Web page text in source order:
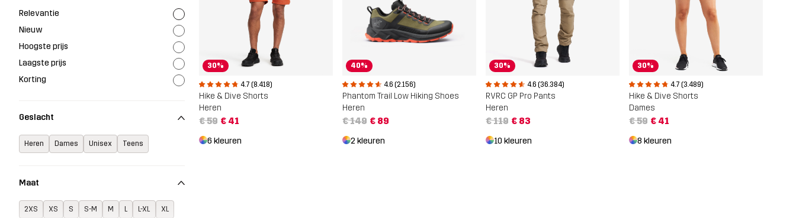
Relevantie
Nieuw
Hoogste prijs
Laagste prijs
Korting
Geslacht
Heren Dames Unisex Teens
Maat
2XS XS S S-M M L L-XL XL
30%
4.7 (8.418)
Hike & Dive Shorts
Heren
€ 59 € 41
6 kleuren
40%
4.6 (2.156)
Phantom Trail Low Hiking Shoes
Heren
€ 149 € 89
2 kleuren
30%
4.6 (36.384)
RVRC GP Pro Pants
Heren
€ 119 € 83
10 kleuren
30%
4.7 (3.489)
Hike & Dive Shorts
Dames
€ 59 € 41
8 kleuren